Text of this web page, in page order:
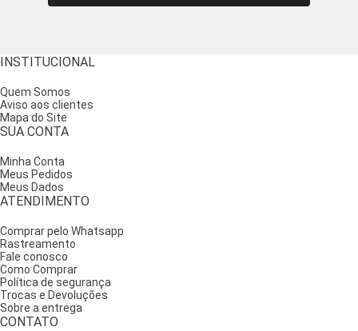
INSTITUCIONAL
Quem Somos
Aviso aos clientes
Mapa do Site
SUA CONTA
Minha Conta
Meus Pedidos
Meus Dados
ATENDIMENTO
Comprar pelo Whatsapp
Rastreamento
Fale conosco
Como Comprar
Política de segurança
Trocas e Devoluções
Sobre a entrega
CONTATO